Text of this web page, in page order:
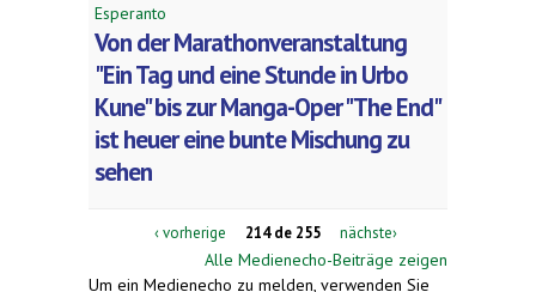
Esperanto
Von der Marathonveranstaltung
"Ein Tag und eine Stunde in Urbo
Kune" bis zur Manga-Oper "The End"
ist heuer eine bunte Mischung zu
sehen
‹ vorherige 214 de 255 nächste›
Alle Medienecho-Beiträge zeigen
Um ein Medienecho zu melden, verwenden Sie